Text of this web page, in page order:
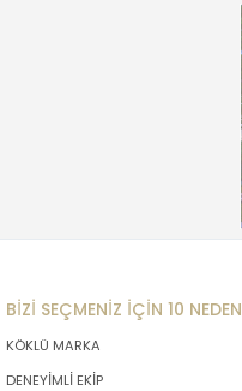
BİZİ SEÇMENİZ İÇİN 10 NEDEN
KÖKLÜ MARKA
DENEYİMLİ EKİP